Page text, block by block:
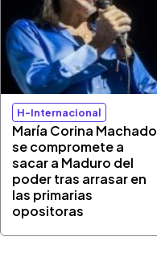
H-Internacional
María Corina Machado
se compromete a
sacar a Maduro del
poder tras arrasar en
las primarias
opositoras